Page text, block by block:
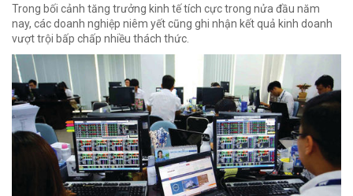
Trong bối cảnh tăng trưởng kinh tế tích cực trong nửa đầu năm
nay, các doanh nghiệp niêm yết cũng ghi nhận kết quả kinh doanh
vượt trội bấp chấp nhiều thách thức.